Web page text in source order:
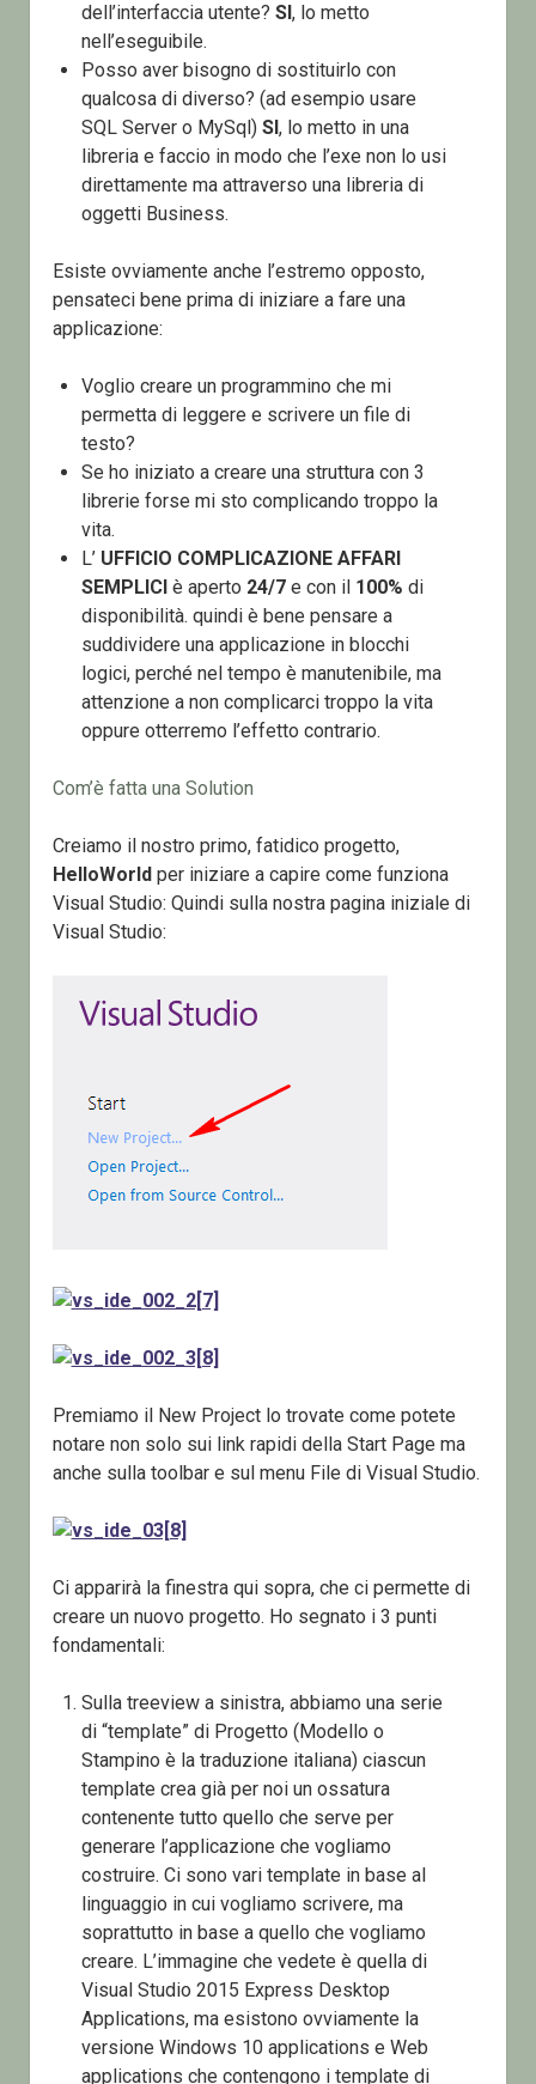
dell’interfaccia utente? SI , lo metto
nell’eseguibile.
Posso aver bisogno di sostituirlo con
qualcosa di diverso? (ad esempio usare
SQL Server o MySql)SI , lo metto in una
libreria e faccio in modo che l’exe non lo usi
direttamente ma attraverso una libreria di
oggetti Business.
Esiste ovviamente anche l’estremo opposto,
pensateci bene prima di iniziare a fare una
applicazione:
Voglio creare un programmino che mi
permetta di leggere e scrivere un file di
testo?
Se ho iniziato a creare una struttura con 3
librerie forse mi sto complicando troppo la
vita.
L’ UFFICIO COMPLICAZIONE AFFARI
SEMPLICI è aperto 24/7e con il 100% di
disponibilità. quindi è bene pensare a
suddividere una applicazione in blocchi
logici, perché nel tempo è manutenibile, ma
attenzione a non complicarci troppo la vita
oppure otterremo l’effetto contrario.
Com’è fatta una Solution
Creiamo il nostro primo, fatidico progetto,
HelloWorld per iniziare a capire come funziona
Visual Studio: Quindi sulla nostra pagina iniziale di
Visual Studio:
Premiamo il New Project lo trovate come potete
notare non solo sui link rapidi della Start Page ma
anche sulla toolbar e sul menu File di Visual Studio.
Ci apparirà la finestra qui sopra, che ci permette di
creare un nuovo progetto. Ho segnato i 3 punti
fondamentali:
Sulla treeview a sinistra, abbiamo una serie
di “template” di Progetto (Modello o
Stampino è la traduzione italiana) ciascun
template crea già per noi un ossatura
contenente tutto quello che serve per
generare l’applicazione che vogliamo
costruire. Ci sono vari template in base al
linguaggio in cui vogliamo scrivere, ma
soprattutto in base a quello che vogliamo
creare. L’immagine che vedete è quella di
Visual Studio 2015 Express Desktop
Applications, ma esistono ovviamente la
versione Windows 10 applications e Web
applications che contengono i template di